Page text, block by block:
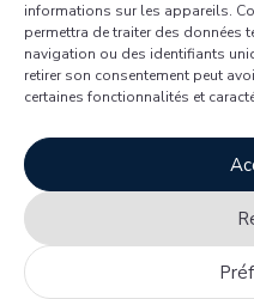
informations sur les appareils.
permettra de traiter des données
navigation ou des identifiants
retirer son consentement peut
certaines fonctionnalités et
 1100 boulevard
1205, Montréal (Québec)
 514 866-1008
Conditions d’utilisation
Politique relative à
l’utilisation des témoins